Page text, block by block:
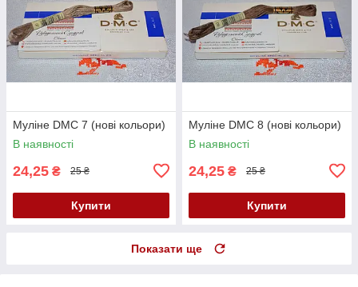
Муліне DMC 7 (нові кольори)
В наявності
24,25 ₴ 25 ₴
Купити
Муліне DMC 8 (нові кольори)
В наявності
24,25 ₴ 25 ₴
Купити
Показати ще